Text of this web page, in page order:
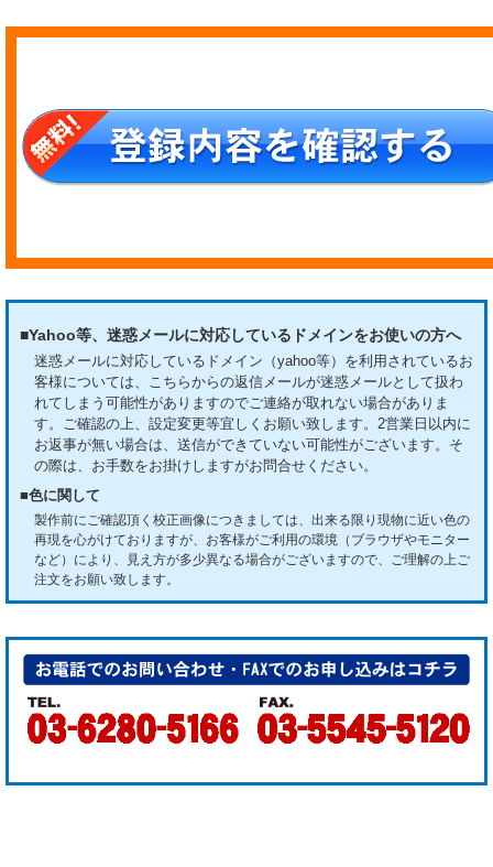
■Yahoo等、迷惑メールに対応しているドメインをお使いの方へ
迷惑メールに対応しているドメイン（yahoo等）を利用されているお
客様については、こちらからの返信メールが迷惑メールとして扱わ
れてしまう可能性がありますのでご連絡が取れない場合がありま
す。ご確認の上、設定変更等宜しくお願い致します。 2営業日以内に
お返事が無い場合は、送信ができていない可能性がございます。そ
の際は、お手数をお掛けしますがお問合せください。
■色に関して
製作前にご確認頂く校正画像につきましては、出来る限り現物に近い色の
再現を心がけておりますが、お客様がご利用の環境（ブラウザやモニター
など）により、見え方が多少異なる場合がございますので、ご理解の上ご
注文をお願い致します。